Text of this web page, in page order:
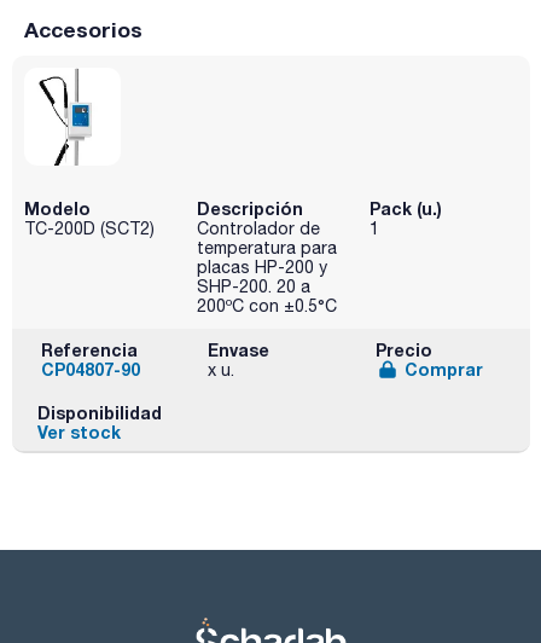
Accesorios
Modelo
TC-200D (SCT2)
Descripción
Controlador de
temperatura para
placas HP-200 y
SHP-200. 20 a
200ºC con ±0.5°C
Pack (u.)
1
Referencia
CP04807-90
Envase
x u.
Precio
Comprar
Disponibilidad
Ver stock